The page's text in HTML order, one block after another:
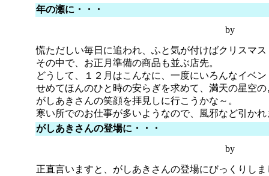
年の瀬に・・・
by
慌ただしい毎日に追われ、ふと気が付けばクリスマ
その中で、お正月準備の商品も並ぶ店先。
どうして、１２月はこんなに、一度にいろんなイベ
せめてほんのひと時の安らぎを求めて、満天の星空の
がしあきさんの笑顔を拝見しに行こうかな～。
寒い所でのお仕事が多いようなので、風邪など引か
がしあきさんの登場に・・・
by
正直言いますと、がしあきさんの登場にびっくりしま